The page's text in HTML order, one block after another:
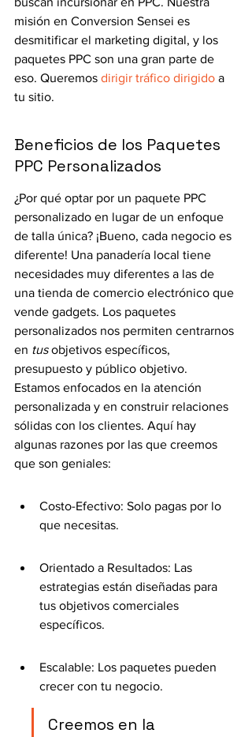
misión en Conversion Sensei es
desmitificar el marketing digital, y los
paquetes PPC son una gran parte de
eso. Queremos dirigir tráfico dirigido a
tu sitio.
Beneficios de los Paquetes
PPC Personalizados
¿Por qué optar por un paquete PPC
personalizado en lugar de un enfoque
de talla única? ¡Bueno, cada negocio es
diferente! Una panadería local tiene
necesidades muy diferentes a las de
una tienda de comercio electrónico que
vende gadgets. Los paquetes
personalizados nos permiten centrarnos
en tus objetivos específicos,
presupuesto y público objetivo.
Estamos enfocados en la atención
personalizada y en construir relaciones
sólidas con los clientes. Aquí hay
algunas razones por las que creemos
que son geniales:
Costo-Efectivo: Solo pagas por lo
que necesitas.
Orientado a Resultados: Las
estrategias están diseñadas para
tus objetivos comerciales
específicos.
Escalable: Los paquetes pueden
crecer con tu negocio.
Creemos en la